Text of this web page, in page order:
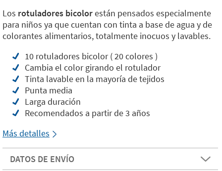
Los rotuladores bicolorestán pensados especialmente
para niños ya que cuentan con tinta a base de agua y de
colorantes alimentarios, totalmente inocuos y lavables.
10 rotuladores bicolor ( 20 colores )
Cambia el color girando el rotulador
Tinta lavable en la mayoría de tejidos
Punta media
Larga duración
Recomendados a partir de 3 años
Más detalles
DATOS DE ENVÍO